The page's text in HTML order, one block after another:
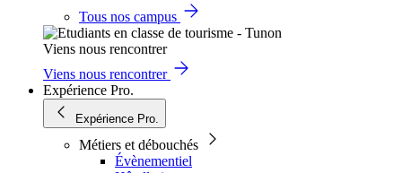
Tous nos campus
Viens nous rencontrer
Viens nous rencontrer
Expérience Pro.
Expérience Pro.
Métiers et débouchés
Évènementiel